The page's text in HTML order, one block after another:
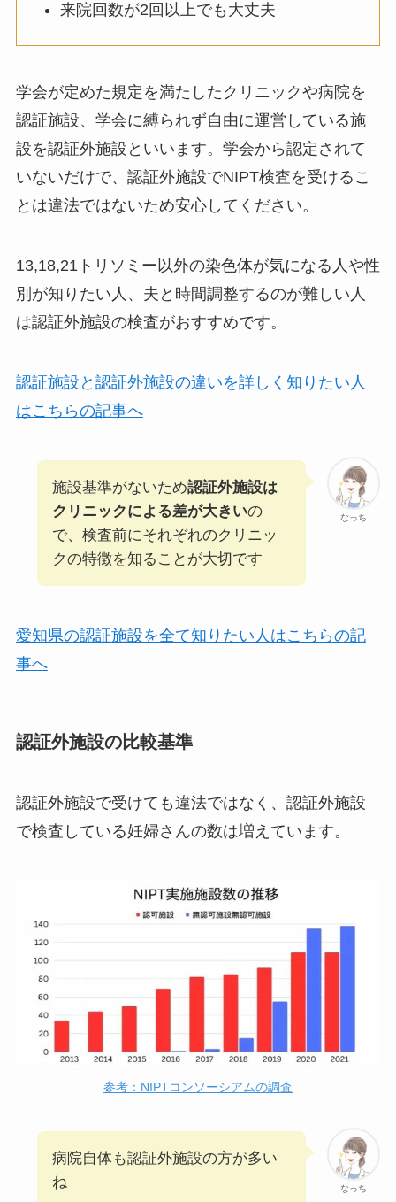
来院回数が2回以上でも大丈夫
学会が定めた規定を満たしたクリニックや病院を
認証施設、学会に縛られず自由に運営している施
設を認証外施設といいます。学会から認定されて
いないだけで、認証外施設でNIPT検査を受けるこ
とは違法ではないため安心してください。
13,18,21トリソミー以外の染色体が気になる人や性
別が知りたい人、夫と時間調整するのが難しい人
は認証外施設の検査がおすすめです。
認証施設と認証外施設の違いを詳しく知りたい人
はこちらの記事へ
なっち
施設基準がないため認証外施設は
クリニックによる差が大きいの
で、検査前にそれぞれのクリニッ
クの特徴を知ることが大切です
愛知県の認証施設を全て知りたい人はこちらの記
事へ
認証外施設の比較基準
認証外施設で受けても違法ではなく、認証外施設
で検査している妊婦さんの数は増えています。
参考：NIPTコンソーシアムの調査
なっち
病院自体も認証外施設の方が多い
ね